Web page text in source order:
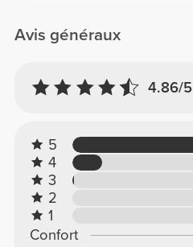
Avis généraux
4.86/5
5
4
3
2
1
Confort